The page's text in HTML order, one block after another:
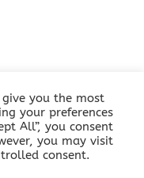
Notre actualité
Se loger
you the most
your preferences
All”, you consent
you may visit
consent.